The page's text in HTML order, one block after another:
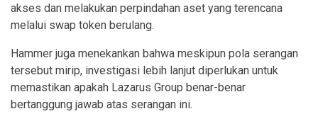
akses dan melakukan perpindahan aset yang terencana
melalui swap token berulang.
Hammer juga menekankan bahwa meskipun pola serangan
tersebut mirip, investigasi lebih lanjut diperlukan untuk
memastikan apakah Lazarus Group benar-benar
bertanggung jawab atas serangan ini.